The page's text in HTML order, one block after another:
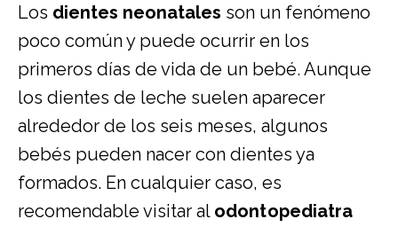
Los dientes neonatales son un fenómeno
poco común y puede ocurrir en los
primeros días de vida de un bebé. Aunque
los dientes de leche suelen aparecer
alrededor de los seis meses, algunos
bebés pueden nacer con dientes ya
formados. En cualquier caso, es
recomendable visitar al odontopediatra